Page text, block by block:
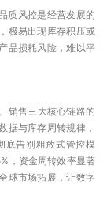
质风控是经营发展的
极易出现库存积压或
品损耗风险，难以平
销售三大核心链路的
据与库存周转规律，
底告别粗放式管控模
，资金周转效率显著
球市场拓展，让数字